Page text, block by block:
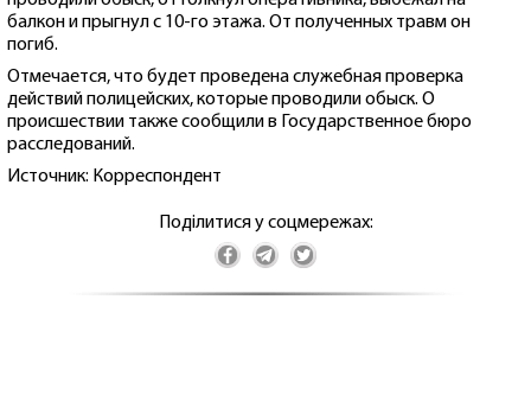
балкон и прыгнул с 10-го этажа. От полученных травм он
погиб.
Отмечается, что будет проведена служебная проверка
действий полицейских, которые проводили обыск. О
происшествии также сообщили в Государственное бюро
расследований.
Источник: Корреспондент
Поділитися у соцмережах: